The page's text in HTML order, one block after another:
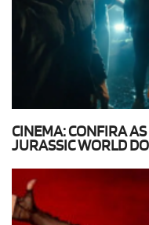
CINEMA: CONFIRA
JURASSIC WORLD